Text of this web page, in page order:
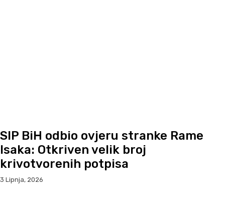
SIP BiH odbio ovjeru stranke Rame
Isaka: Otkriven velik broj
krivotvorenih potpisa
3 Lipnja, 2026